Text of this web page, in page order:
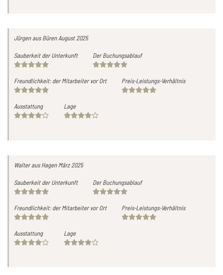
Jürgenaus BürenAugust 2025
Sauberkeit der Unterkunft Der Buchungsablauf
Freundlichkeit: der Mitarbeiter vor Ort Preis-Leistungs-Verhältnis
Ausstattung Lage
Walteraus Hagen März 2025
Sauberkeit der Unterkunft Der Buchungsablauf
Freundlichkeit: der Mitarbeiter vor Ort Preis-Leistungs-Verhältnis
Ausstattung Lage